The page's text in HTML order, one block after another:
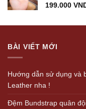
199.000
BÀI VIẾT MỚI
Hướng dẫn sử dụng và
Leather nha !
Đệm Bundstrap quân